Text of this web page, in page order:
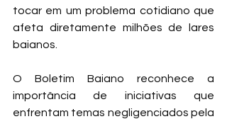
tocar em um problema cotidiano que
afeta diretamente milhões de lares
baianos.
O Boletim Baiano reconhece a
importância de iniciativas que
enfrentam temas negligenciados pela